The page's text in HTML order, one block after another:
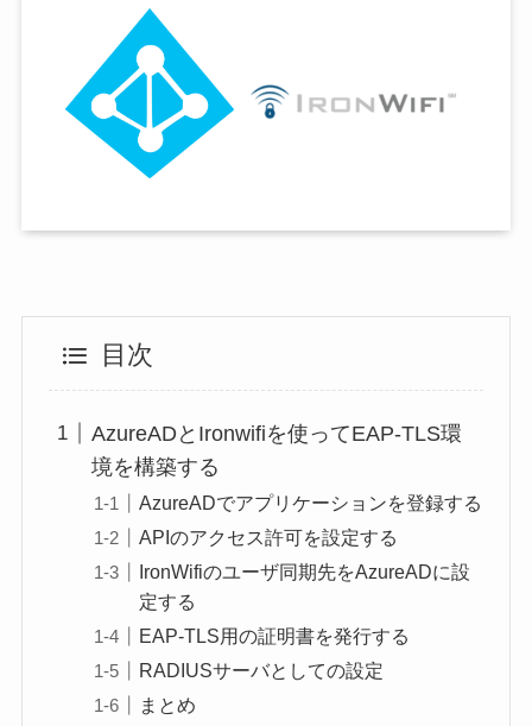
目次
AzureADとIronwifiを使ってEAP-TLS環
境を構築する
AzureADでアプリケーションを登録する
APIのアクセス許可を設定する
IronWifiのユーザ同期先をAzureADに設
定する
EAP-TLS用の証明書を発行する
RADIUSサーバとしての設定
まとめ